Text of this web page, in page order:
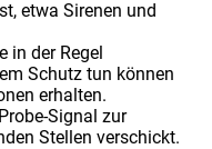
etwa Sirenen und
in der Regel
Schutz tun können
erhalten.
Signal zur
Stellen verschickt.